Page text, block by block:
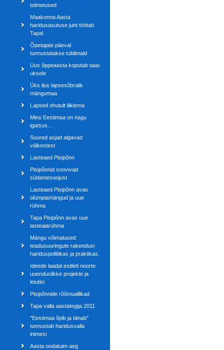
toimetused
Maakonna Aasta
haridusasutuse juht töötab
Tapal
Õpetajate päeval
tunnustatakse tublimaid
Uus õppeaasta koputab taas
uksele
Üks ilus lapsesõbralik
mängumaa
Lapsed ohutult liiklema
Minu Eestimaa on nagu
igatsus…
Suured asjad algavad
väikestest
Lasteaed Pisipõnn
Pisipõnnid soovivad
südamesoojust
Lasteaed Pisipõnn avas
olümpiamängud ja uue
rühma
Tapa Pisipõnn avas uue
lasteaiarühma
Mängu võimalused:
teadusuuringute rakendusi
hariduspoliitikas ja praktikas.
Ideede laadal esitleti noorte
uuenduslikke projekte ja
leiutisi
Pisipõnnide rõõmuallikad
Tapa valla aastategija 2011
"Eestimaa õpib ja tänab"
tunnustab haridusvalla
inimesi
Aasta oodatuim aeg